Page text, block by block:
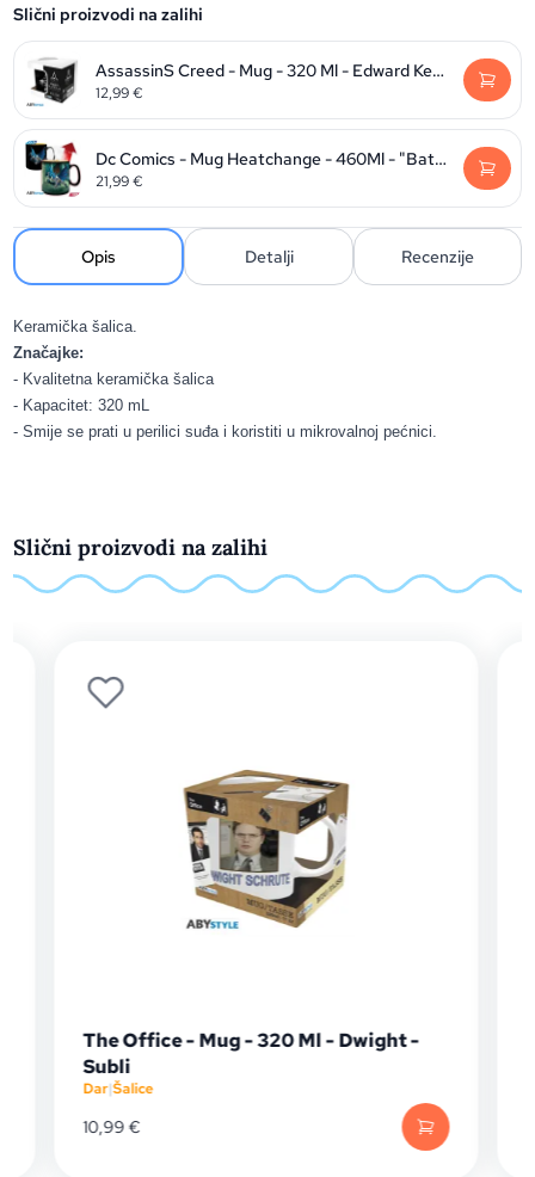
Slični proizvodi na zalihi
AssassinS Creed - Mug - 320 Ml - Edward Kenway & Crest - Subli
12,99€
Dc Comics - Mug Heatchange - 460Ml - "Batman & Joker"- Cardx
21,99€
Opis Detalji Recenzije
Keramička šalica.
Značajke:
- Kvalitetna keramička šalica
- Kapacitet: 320 mL
- Smije se prati u perilici suđa i koristiti u mikrovalnoj pećnici.
Slični proizvodi na zalihi
The Office - Mug - 320 Ml - Dwight -
Subli
Dar|Šalice
10,99€